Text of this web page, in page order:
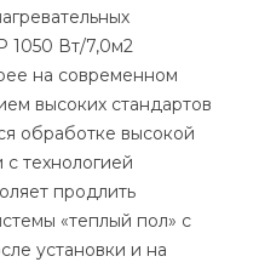
1050 Вт/7,0м2
на современном
высоких стандартов
обработке высокой
с технологией
продлить
«теплый пол» с
установки и на